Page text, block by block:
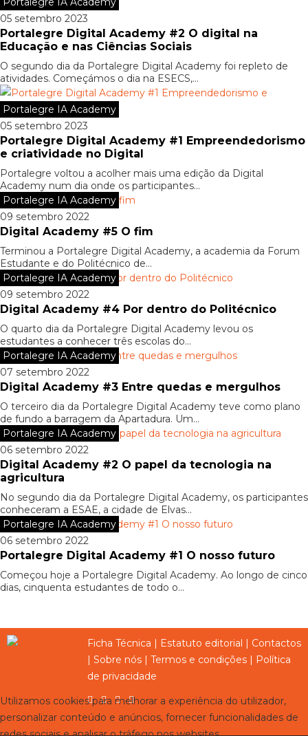
05 setembro 2023
Portalegre Digital Academy #2 O digital na
Educação e nas Ciências Sociais
O segundo dia da Portalegre Digital Academy foi repleto de
atividades. Começámos o dia na ESECS,...
Portalegre IA Academy
05 setembro 2023
Portalegre Digital Academy #1 Empreendedorismo
e criatividade no Digital
Portalegre voltou a acolher mais uma edição da Digital
Academy num dia onde os participantes...
Portalegre IA Academy
09 setembro 2022
Digital Academy #5 O fim
Terminou a Portalegre Digital Academy, a academia da Forum
Estudante e do Politécnico de...
Portalegre IA Academy
09 setembro 2022
Digital Academy #4 Por dentro do Politécnico
O quarto dia da Portalegre Digital Academy levou os
estudantes a conhecer três escolas do...
Portalegre IA Academy
07 setembro 2022
Digital Academy #3 Entre quedas e mergulhos
O terceiro dia da Portalegre Digital Academy teve como plano
de fundo a barragem da Apartadura. Um...
Portalegre IA Academy
06 setembro 2022
Digital Academy #2 O papel da tecnologia na
agricultura
No segundo dia da Portalegre Digital Academy, os participantes
conheceram a ESAE, a cidade de Elvas...
Portalegre IA Academy
06 setembro 2022
Portalegre Digital Academy #1 O nosso futuro
Começou hoje a Portalegre Digital Academy. Ao longo de cinco
dias, cinquenta estudantes de todo o...
Ficha Técnica | Estatuto editorial | Contactos
| Sobre nós | Termos e condições | Política
de privacidade
Utilizamos cookies para melhorar a experiência do utilizador,
personalizar conteúdo e anúncios, fornecer funcionalidades de